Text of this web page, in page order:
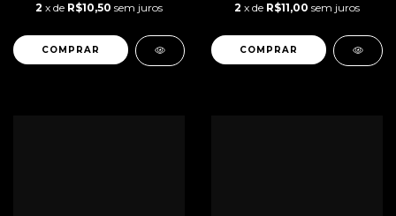
2 x de R$10,50 sem juros
2 x de R$11,00 sem juros